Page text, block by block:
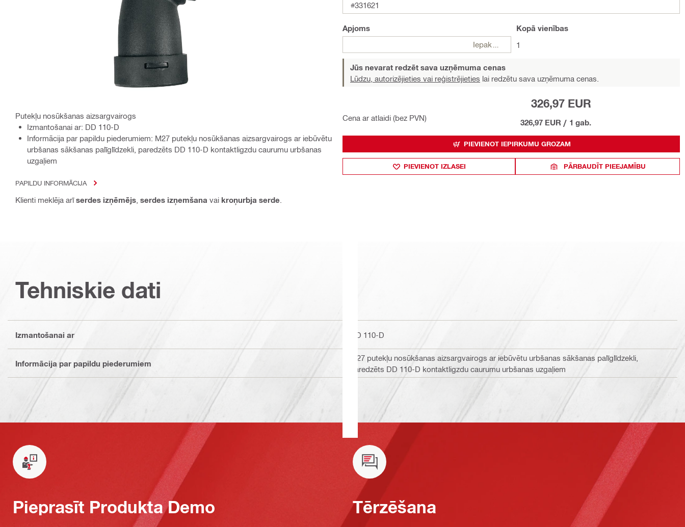
Putekļu nosūkšanas aizsargvairogs
Izmantošanai ar: DD 110-D
Informācija par papildu piederumiem: M27 putekļu nosūkšanas aizsargvairogs ar iebūvētu
urbšanas sākšanas palīglīdzekli, paredzēts DD 110-D kontaktligzdu caurumu urbšanas
uzgaļiem
PAPILDU INFORMĀCIJA
Klienti meklēja arīserdes izņēmējs serdes izņemšana vai kroņurbja serde
#331621
Apjoms
Iepakojumi
Kopā vienības
1
Jūs nevarat redzēt sava uzņēmuma cenas
Lūdzu, autorizējieties vai reģistrējieties lai redzētu sava uzņēmuma cenas.
Cena ar atlaidi (bez PVN)
326,97 EUR
326,97 EUR / 1 gab.
PIEVIENOT IEPIRKUMU GROZAM
PIEVIENOT IZLASEI PĀRBAUDĪT PIEEJAMĪBU
Tehniskie dati
Izmantošanai ar DD 110-D
Informācija par papildu piederumiem
M27 putekļu nosūkšanas aizsargvairogs ar iebūvētu urbšanas sākšanas palīglīdzekli,
paredzēts DD 110-D kontaktligzdu caurumu urbšanas uzgaļiem
Pieprasīt Produkta Demo Tērzēšana